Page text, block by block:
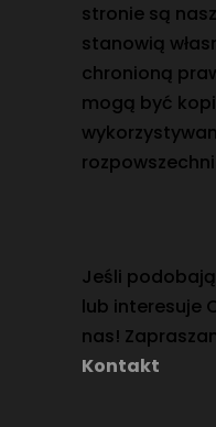
stronie są
stanowią
chronioną
mogą być
Jeśli
lub interesuje
nas!
Kontakt